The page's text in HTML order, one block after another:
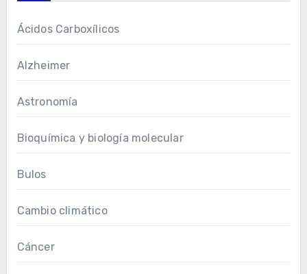
Ácidos Carboxílicos
Alzheimer
Astronomía
Bioquímica y biología molecular
Bulos
Cambio climático
Cáncer